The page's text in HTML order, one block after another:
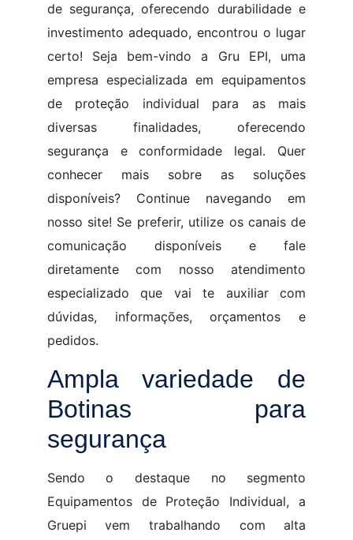
de segurança, oferecendo durabilidade e
investimento adequado, encontrou o lugar
certo! Seja bem-vindo a Gru EPI, uma
empresa especializada em equipamentos
de proteção individual para as mais
diversas finalidades, oferecendo
segurança e conformidade legal. Quer
conhecer mais sobre as soluções
disponíveis? Continue navegando em
nosso site! Se preferir, utilize os canais de
comunicação disponíveis e fale
diretamente com nosso atendimento
especializado que vai te auxiliar com
dúvidas, informações, orçamentos e
pedidos.
Ampla variedade de
Botinas para
segurança
Sendo o destaque no segmento
Equipamentos de Proteção Individual, a
Gruepi vem trabalhando com alta